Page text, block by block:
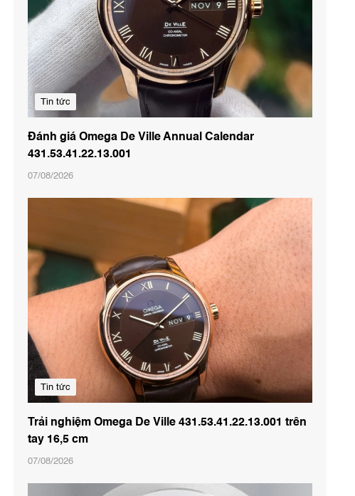
Tin tức
Đánh giá Omega De Ville Annual Calendar
431.53.41.22.13.001
07/08/2026
Tin tức
Trải nghiệm Omega De Ville 431.53.41.22.13.001 trên
tay 16,5 cm
07/08/2026